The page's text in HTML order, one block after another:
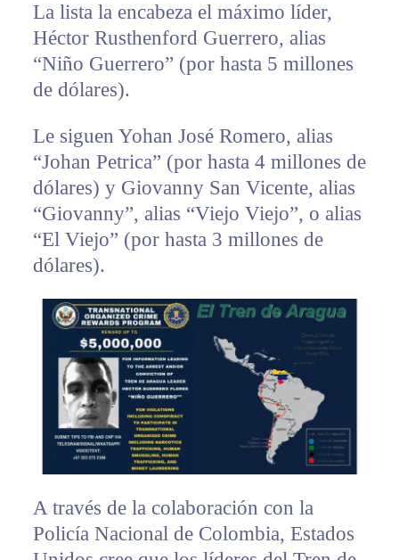
La lista la encabeza el máximo líder,
Héctor Rusthenford Guerrero, alias
“Niño Guerrero” (por hasta 5 millones
de dólares).
Le siguen Yohan José Romero, alias
“Johan Petrica” (por hasta 4 millones de
dólares) y Giovanny San Vicente, alias
“Giovanny”, alias “Viejo Viejo”, o alias
“El Viejo” (por hasta 3 millones de
dólares).
A través de la colaboración con la
Policía Nacional de Colombia, Estados